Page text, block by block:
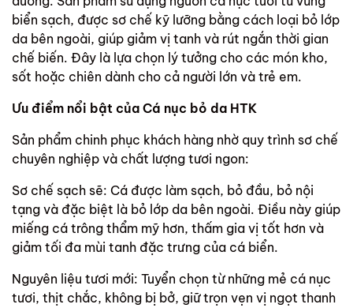
biển sạch, được sơ chế kỹ lưỡng bằng cách loại bỏ lớp
da bên ngoài, giúp giảm vị tanh và rút ngắn thời gian
chế biến. Đây là lựa chọn lý tưởng cho các món kho,
sốt hoặc chiên dành cho cả người lớn và trẻ em.
Ưu điểm nổi bật của Cá nục bỏ da HTK
Sản phẩm chinh phục khách hàng nhờ quy trình sơ chế
chuyên nghiệp và chất lượng tươi ngon:
Sơ chế sạch sẽ: Cá được làm sạch, bỏ đầu, bỏ nội
tạng và đặc biệt là bỏ lớp da bên ngoài. Điều này giúp
miếng cá trông thẩm mỹ hơn, thấm gia vị tốt hơn và
giảm tối đa mùi tanh đặc trưng của cá biển.
Nguyên liệu tươi mới: Tuyển chọn từ những mẻ cá nục
tươi, thịt chắc, không bị bở, giữ trọn vẹn vị ngọt thanh